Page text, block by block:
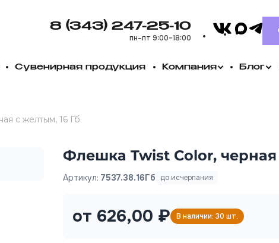
8 (343) 247-25-10
пн–пт 9:00–18:00
VK MAX
Сувенирная продукция Компания Блог
с желтым, 16 Гб
Флешка Twist Color,
Артикул: 7537.38.16Гб до исчерпания
от 626,00 ₽ В наличии: 30 шт.